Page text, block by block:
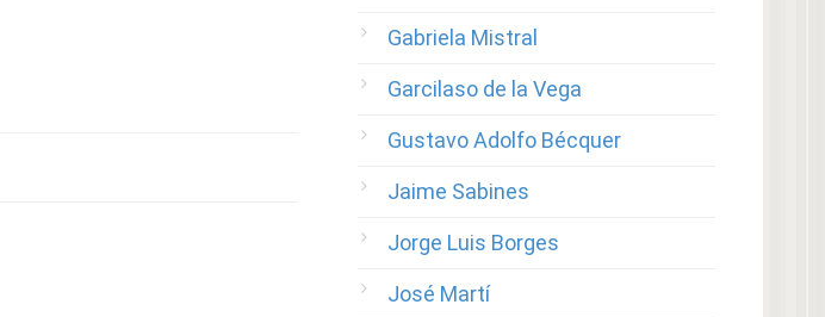
Gabriela Mistral
Garcilaso de la Vega
Gustavo Adolfo Bécquer
Jaime Sabines
Jorge Luis Borges
José Martí